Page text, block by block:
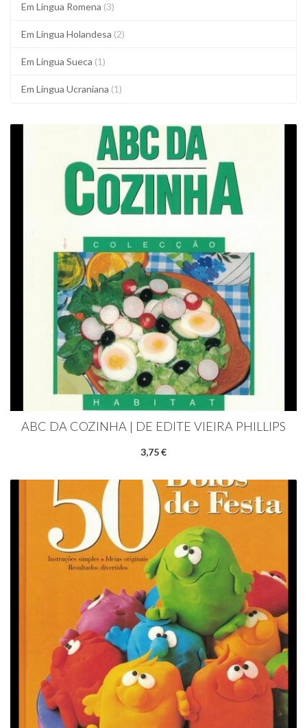
Em Língua Romena (3)
Em Língua Holandesa (2)
Em Língua Sueca (1)
Em Língua Ucraniana (1)
ABC DA COZINHA | DE EDITE VIEIRA PHILLIPS
3,75 €